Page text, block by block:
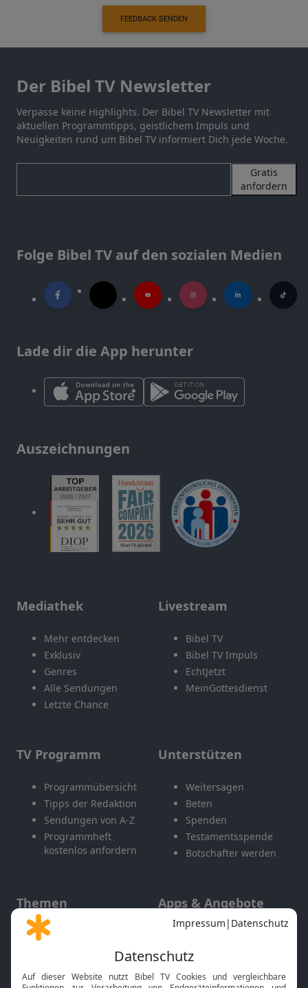
FEEDBACK SENDEN
Der Bibel TV Newsletter
Verpasse keine Highlights. Der Bibel TV Newsletter mit
aktuellen Programmtipps, geistlichem Impuls und
Neuigkeiten rund um Bibel TV informiert Dich jede Woche.
Gratis
anfordern
Folge Bibel TV auf den sozialen Medien
Lade dir die App herunter
Auszeichnungen
Mediathek
Mehr entdecken
Exklusiv
Genres
Alle Sendungen
Letzte Chance
Livestream
Bibel TV
Bibel TV Impuls
EchtJetzt
MeinGottesdienst
TV Programm
Programmübersicht
Tipps der Redaktion
Sendungen von A-Z
Programmheft
kostenlos anfordern
Unterstützen
Weitersagen
Beten
Spenden
Testamentsspende
Botschafter werden
Themen
Gott und Bibel erklärt
Neuigkeiten
Apps & Angebote
Mobile App
Smart TV